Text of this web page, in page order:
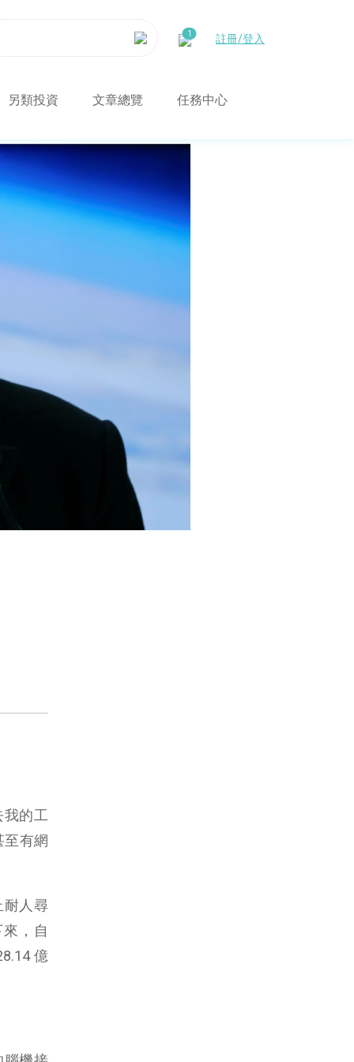
註冊/登入
另類投資 文章總覽 任務中心
的工
至有網
耐人尋
，自
億